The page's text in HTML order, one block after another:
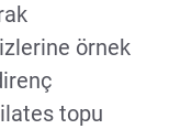
örnek
topu